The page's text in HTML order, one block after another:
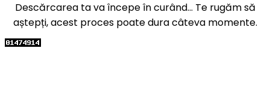
Descărcarea ta va începe în curând... Te rugăm să
aștepți, acest proces poate dura câteva momente.